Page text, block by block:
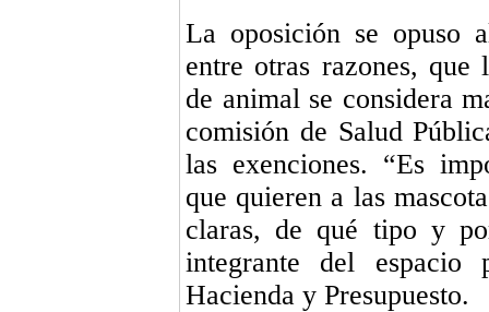
La oposición se opuso
entre otras razones,
de animal se considera
comisión de Salud
las exenciones. “Es
que quieren a las
claras, de qué tipo y
integrante del
Hacienda y Presupuesto.